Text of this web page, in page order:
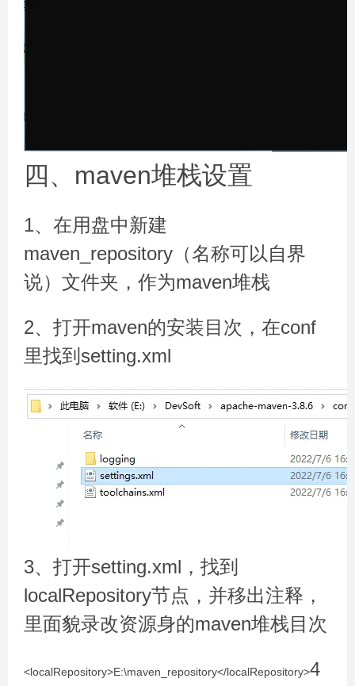
四、maven堆栈设置
1、在用盘中新建
maven_repository（名称可以自界
说）文件夹，作为maven堆栈
2、打开maven的安装目次，在conf
里找到setting.xml
3、打开setting.xml，找到
localRepository节点，并移出注释，
里面貌录改资源身的maven堆栈目次
<localRepository>E:\maven_repository</localRepository>4